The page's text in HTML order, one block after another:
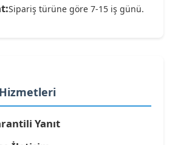
Sipariş türüne göre 7-15 iş günü.
Yanıt